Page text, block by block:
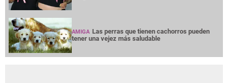
AMIGA Las perras que tienen cachorros pueden
tener una vejez más saludable